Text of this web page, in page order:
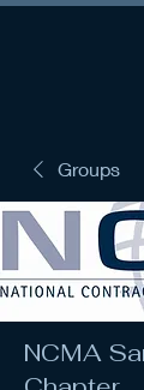
Groups
NCMA